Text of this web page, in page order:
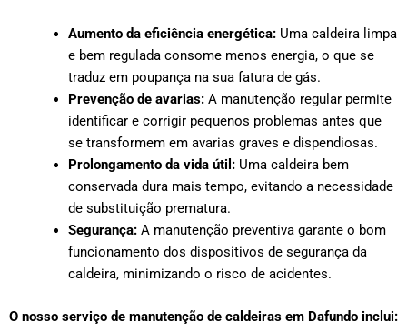
Aumento da eficiência energética: Uma caldeira limpa
e bem regulada consome menos energia, o que se
traduz em poupança na sua fatura de gás.
Prevenção de avarias: A manutenção regular permite
identificar e corrigir pequenos problemas antes que
se transformem em avarias graves e dispendiosas.
Prolongamento da vida útil: Uma caldeira bem
conservada dura mais tempo, evitando a necessidade
de substituição prematura.
Segurança: A manutenção preventiva garante o bom
funcionamento dos dispositivos de segurança da
caldeira, minimizando o risco de acidentes.
O nosso serviço de manutenção de caldeiras em Dafundo inclui: